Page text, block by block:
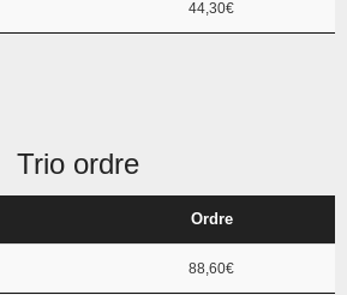
44,30€
Trio ordre
Ordre
88,60€